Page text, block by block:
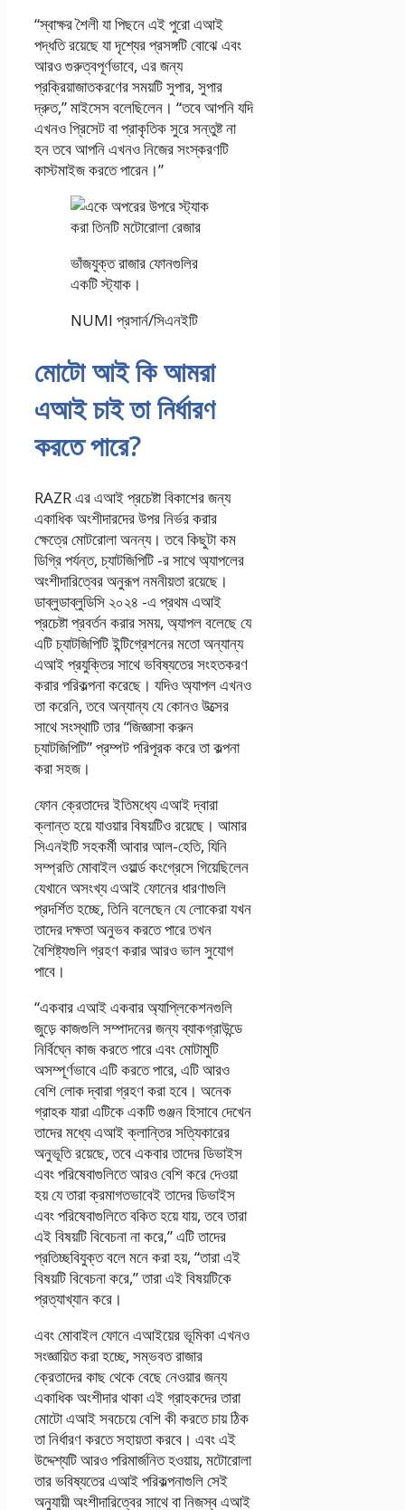
“স্বাক্ষর শৈলী যা পিছনে এই পুরো এআই
পদ্ধতি রয়েছে যা দৃশ্যের প্রসঙ্গটি বোঝে এবং
আরও গুরুত্বপূর্ণভাবে, এর জন্য
প্রক্রিয়াজাতকরণের সময়টি সুপার, সুপার
দ্রুত,” মাইসেস বলেছিলেন। “তবে আপনি যদি
এখনও প্রিসেট বা প্রাকৃতিক সুরে সন্তুষ্ট না
হন তবে আপনি এখনও নিজের সংস্করণটি
কাস্টমাইজ করতে পারেন।”
ভাঁজযুক্ত রাজার ফোনগুলির
একটি স্ট্যাক।
NUMI প্রসার্ন/সিএনইটি
মোটো আই কি আমরা
এআই চাই তা নির্ধারণ
করতে পারে?
RAZR এর এআই প্রচেষ্টা বিকাশের জন্য
একাধিক অংশীদারদের উপর নির্ভর করার
ক্ষেত্রে মোটরোলা অনন্য। তবে কিছুটা কম
ডিগ্রি পর্যন্ত, চ্যাটজিপিটি -র সাথে অ্যাপলের
অংশীদারিত্বের অনুরূপ নমনীয়তা রয়েছে।
ডাব্লুডাব্লুডিসি ২০২৪ -এ প্রথম এআই
প্রচেষ্টা প্রবর্তন করার সময়, অ্যাপল বলেছে যে
এটি চ্যাটজিপিটি ইন্টিগ্রেশনের মতো অন্যান্য
এআই প্রযুক্তির সাথে ভবিষ্যতের সংহতকরণ
করার পরিকল্পনা করেছে। যদিও অ্যাপল এখনও
তা করেনি, তবে অন্যান্য যে কোনও উত্সের
সাথে সংস্থাটি তার “জিজ্ঞাসা করুন
চ্যাটজিপিটি” প্রম্পট পরিপূরক করে তা কল্পনা
করা সহজ।
ফোন ক্রেতাদের ইতিমধ্যে এআই দ্বারা
ক্লান্ত হয়ে যাওয়ার বিষয়টিও রয়েছে। আমার
সিএনইটি সহকর্মী আবার আল-হেতি, যিনি
সম্প্রতি মোবাইল ওয়ার্ল্ড কংগ্রেসে গিয়েছিলেন
যেখানে অসংখ্য এআই ফোনের ধারণাগুলি
প্রদর্শিত হচ্ছে, তিনি বলেছেন যে লোকেরা যখন
তাদের দক্ষতা অনুভব করতে পারে তখন
বৈশিষ্ট্যগুলি গ্রহণ করার আরও ভাল সুযোগ
পাবে।
“একবার এআই একবার অ্যাপ্লিকেশনগুলি
জুড়ে কাজগুলি সম্পাদনের জন্য ব্যাকগ্রাউন্ডে
নির্বিঘ্নে কাজ করতে পারে এবং মোটামুটি
অসম্পূর্ণভাবে এটি করতে পারে, এটি আরও
বেশি লোক দ্বারা গ্রহণ করা হবে। অনেক
গ্রাহক যারা এটিকে একটি গুঞ্জন হিসাবে দেখেন
তাদের মধ্যে এআই ক্লান্তির সত্যিকারের
অনুভূতি রয়েছে, তবে একবার তাদের ডিভাইস
এবং পরিষেবাগুলিতে আরও বেশি করে দেওয়া
হয় যে তারা ক্রমাগতভাবেই তাদের ডিভাইস
এবং পরিষেবাগুলিতে বকিত হয়ে যায়, তবে তারা
এই বিষয়টি বিবেচনা না করে,” এটি তাদের
প্রতিচ্ছবিযুক্ত বলে মনে করা হয়, “তারা এই
বিষয়টি বিবেচনা করে,” তারা এই বিষয়টিকে
প্রত্যাখ্যান করে।
এবং মোবাইল ফোনে এআইয়ের ভূমিকা এখনও
সংজ্ঞায়িত করা হচ্ছে, সম্ভবত রাজার
ক্রেতাদের কাছ থেকে বেছে নেওয়ার জন্য
একাধিক অংশীদার থাকা এই গ্রাহকদের তারা
মোটো এআই সবচেয়ে বেশি কী করতে চায় ঠিক
তা নির্ধারণ করতে সহায়তা করবে। এবং এই
উদ্দেশ্যটি আরও পরিমার্জনিত হওয়ায়, মটোরোলা
তার ভবিষ্যতের এআই পরিকল্পনাগুলি সেই
অনুযায়ী অংশীদারিত্বের সাথে বা নিজস্ব এআই